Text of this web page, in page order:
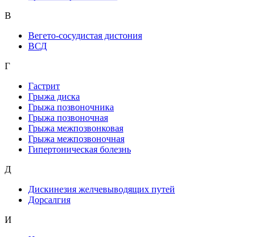
В
Вегето-сосудистая дистония
ВСД
Г
Гастрит
Грыжа диска
Грыжа позвоночника
Грыжа позвоночная
Грыжа межпозвонковая
Грыжа межпозвоночная
Гипертоническая болезнь
Д
Дискинезия желчевыводящих путей
Дорсалгия
И